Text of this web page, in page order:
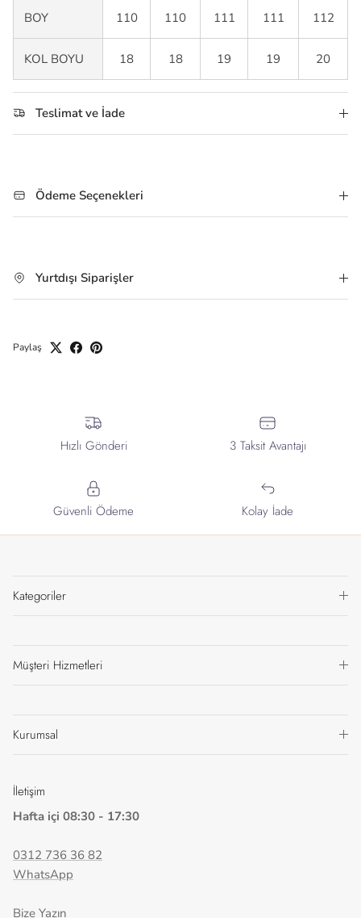
BOY 110 110 111 111 112
KOL BOYU 18 18 19 19 20
Teslimat ve İade
Ödeme Seçenekleri
Yurtdışı Siparişler
Paylaş
Hızlı Gönderi 3 Taksit Avantajı
Güvenli Ödeme Kolay İade
Kategoriler
Müşteri Hizmetleri
Kurumsal
İletişim
Hafta içi 08:30 - 17:30
0312 736 36 82
WhatsApp
Bize Yazın